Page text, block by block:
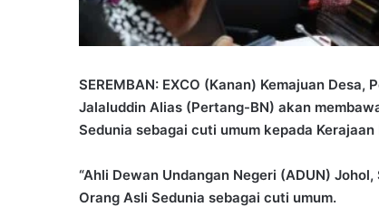
SEREMBAN: EXCO (Kanan) Kemajuan
Jalaluddin Alias (Pertang-BN) akan
Sedunia sebagai cuti umum kepada
“Ahli Dewan Undangan Negeri (ADUN)
Orang Asli Sedunia sebagai cuti umum.